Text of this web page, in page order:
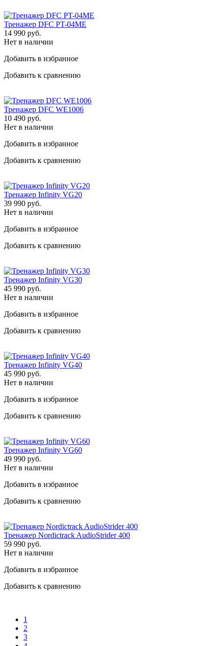
Тренажер DFC PT-04ME
14 990 руб.
Нет в наличии
Добавить в избранное
Добавить к сравнению
Тренажер DFC WE1006
10 490 руб.
Нет в наличии
Добавить в избранное
Добавить к сравнению
Тренажер Infinity VG20
39 990 руб.
Нет в наличии
Добавить в избранное
Добавить к сравнению
Тренажер Infinity VG30
45 990 руб.
Нет в наличии
Добавить в избранное
Добавить к сравнению
Тренажер Infinity VG40
45 990 руб.
Нет в наличии
Добавить в избранное
Добавить к сравнению
Тренажер Infinity VG60
49 990 руб.
Нет в наличии
Добавить в избранное
Добавить к сравнению
Тренажер Nordictrack AudioStrider 400
59 990 руб.
Нет в наличии
Добавить в избранное
Добавить к сравнению
1
2
3